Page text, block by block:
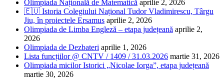
Olimpiada Națională de Matematică aprilie 2, 2026
🇪🇺 Istoria Colegiului Național Tudor Vladimirescu, Târgu
Jiu, în proiectele Ersamus aprilie 2, 2026
Olimpiada de Limba Engleză – etapa județeană aprilie 2,
2026
Olimpiada de Dezbateri aprilie 1, 2026
Lista funcțiilor @ CNTV / 1409 / 31.03.2026 martie 31, 2026
Olimpiada micilor Istorici „Nicolae Iorga”, etapa județeană
martie 30, 2026